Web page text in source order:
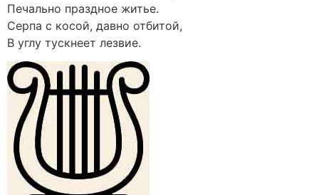
Печально праздное житье.
Серпа с косой, давно отбитой,
В углу тускнеет лезвие.